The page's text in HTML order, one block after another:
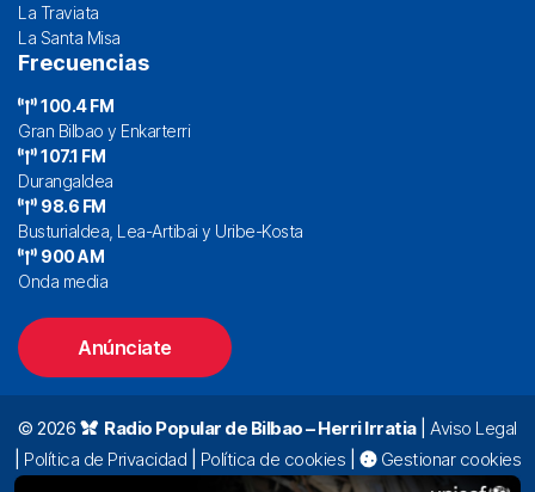
La Traviata
La Santa Misa
Frecuencias
100.4 FM
Gran Bilbao y Enkarterri
107.1 FM
Durangaldea
98.6 FM
Busturialdea, Lea-Artibai y Uribe-Kosta
900 AM
Onda media
Anúnciate
© 2026 Radio Popular de Bilbao – Herri Irratia| Aviso Legal
Política de Privacidad Política de cookies
Gestionar cookies